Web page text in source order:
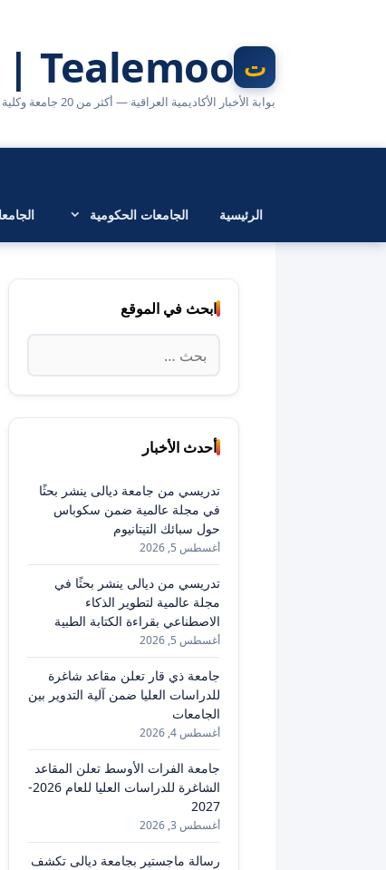
Tealemoo | تعليمو
بوابة الأخبار الأكاديمية العراقية — أكثر من 20 جامعة وكلية في مكان واحد
الرئيسية الجامعات الحكومية
ابحث في الموقع
البحث
عن:
أحدث الأخبار
تدريسي من جامعة ديالى ينشر بحثًا
في مجلة عالمية ضمن سكوباس
حول سبائك التيتانيوم
أغسطس 5, 2026
تدريسي من ديالى ينشر بحثًا في
مجلة عالمية لتطوير الذكاء
الاصطناعي بقراءة الكتابة الطبية
أغسطس 5, 2026
جامعة ذي قار تعلن مقاعد شاغرة
للدراسات العليا ضمن آلية التدوير بين
الجامعات
أغسطس 4, 2026
جامعة الفرات الأوسط تعلن المقاعد
الشاغرة للدراسات العليا للعام 2026-
2027
أغسطس 3, 2026
رسالة ماجستير بجامعة ديالى تكشف